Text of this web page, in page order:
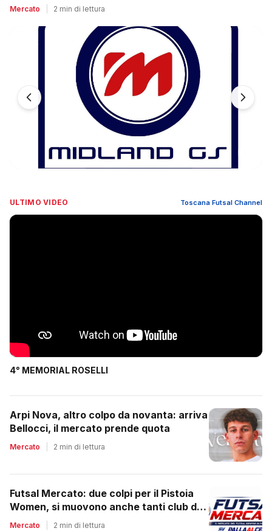
Mercato 2 min di lettura
ULTIMO VIDEO Toscana Futsal Channel
4° MEMORIAL ROSELLI
Arpi Nova, altro colpo da novanta: arriva
Bellocci, il mercato prende quota
Mercato 2 min di lettura
Futsal Mercato: due colpi per il Pistoia
Women, si muovono anche tanti club del
regionale
Mercato 2 min di lettura